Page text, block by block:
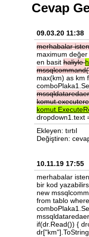
Cevap
09.03.20 11:38
merhabalar
maximum
en basit haliyle
max(km) as km
dropdown1.text
Ekleyen: tırtıl
Değiştiren:
10.11.19 17:55
merhabalar
bir kod
new
from tablo
if(dr.Read()) {